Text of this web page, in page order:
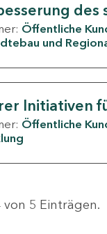
des
Öffentliche
und
Initiativen
Öffentliche
von 5 Einträgen.